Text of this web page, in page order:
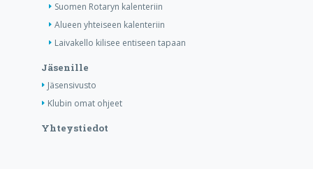
Suomen Rotaryn kalenteriin
Alueen yhteiseen kalenteriin
Laivakello kilisee entiseen tapaan
Jäsenille
Jäsensivusto
Klubin omat ohjeet
Yhteystiedot